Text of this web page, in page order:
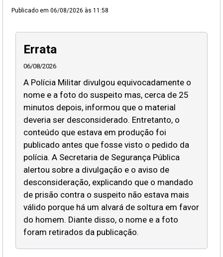
Publicado em 06/08/2026 às 11:58
Errata
06/08/2026
A Polícia Militar divulgou equivocadamente o
nome e a foto do suspeito mas, cerca de 25
minutos depois, informou que o material
deveria ser desconsiderado. Entretanto, o
conteúdo que estava em produção foi
publicado antes que fosse visto o pedido da
polícia. A Secretaria de Segurança Pública
alertou sobre a divulgação e o aviso de
desconsideração, explicando que o mandado
de prisão contra o suspeito não estava mais
válido porque há um alvará de soltura em favor
do homem. Diante disso, o nome e a foto
foram retirados da publicação.